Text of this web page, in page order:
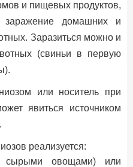
и пищевых продуктов,
заражение домашних и
Заразиться можно и
(свиньи в первую
или носитель при
явиться источником
реализуется:
овощами) или